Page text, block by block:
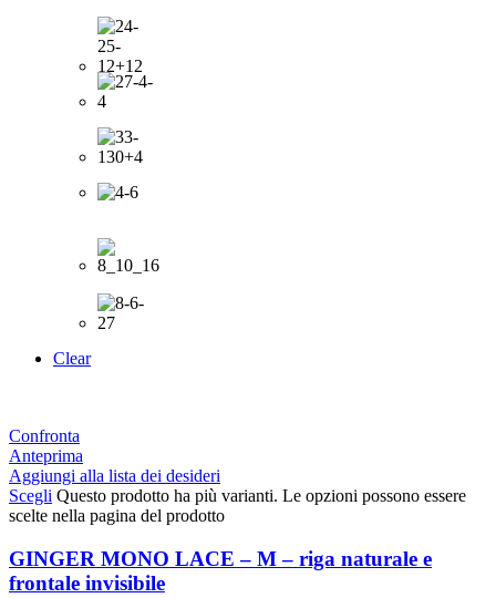
Clear
Confronta
Anteprima
Aggiungi alla lista dei desideri
Scegli Questo prodotto ha più varianti. Le opzioni possono essere
scelte nella pagina del prodotto
GINGER MONO LACE – M – riga naturale e
frontale invisibile